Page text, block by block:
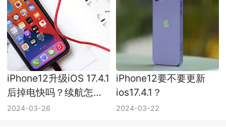
iPhone12升级iOS 17.4.1
后掉电快吗？续航怎么
样？
2024-03-26
iPhone12要不要更新
ios17.4.1？
2024-03-22